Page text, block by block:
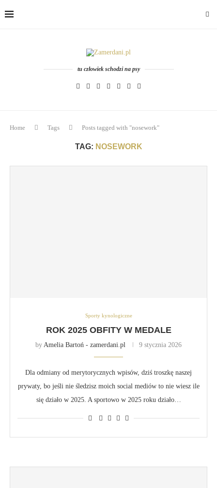
tu człowiek schodzi na psy
Home Tags Posts tagged with "nosework"
TAG: NOSEWORK
Sporty kynologiczne
ROK 2025 OBFITY W MEDALE
by Amelia Bartoń - zamerdani.pl 9 stycznia 2026
Dla odmiany od merytorycznych wpisów, dziś troszkę naszej
prywaty, bo jeśli nie śledzisz moich social mediów to nie wiesz ile
się działo w 2025. A sportowo w 2025 roku działo…